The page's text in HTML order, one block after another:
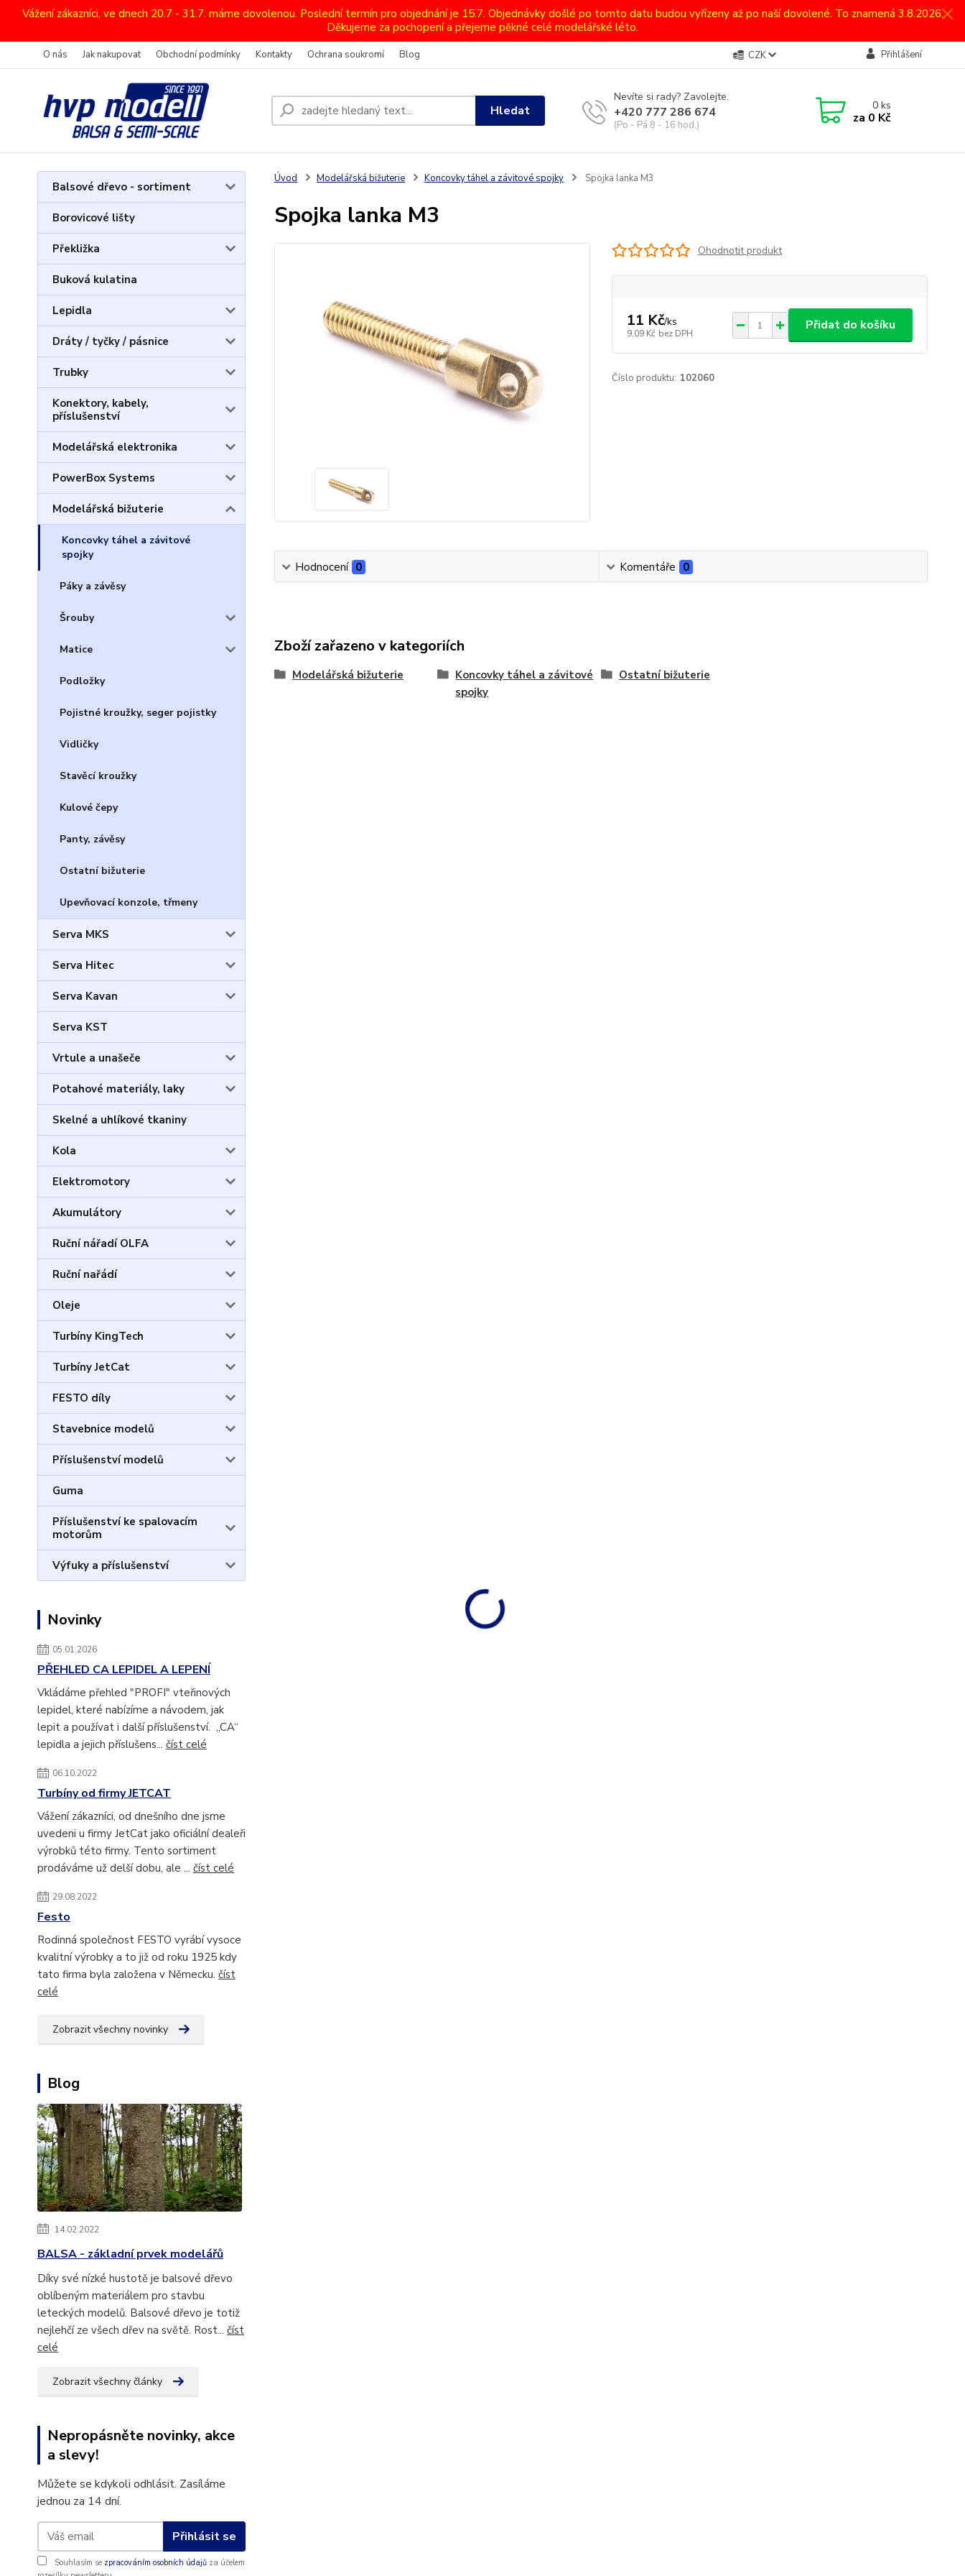
Vážení zákazníci, ve dnech 20.7 - 31.7. máme dovolenou. Poslední termín pro objednání je 15.7. Objednávky došlé po tomto datu budou vyřízeny až po naší dovolené. To znamená 3.8.2026.
Děkujeme za pochopení a přejeme pěkné celé modelářské léto.
O nás Jak nakupovat Obchodní podmínky Kontakty Ochrana soukromí Blog CZK Přihlášení
Hledat
Nevíte si rady? Zavolejte.
+420 777 286 674
(Po - Pá 8 - 16 hod.)
0ks
za 0 Kč
Balsové dřevo - sortiment
Borovicové lišty
Překližka
Buková kulatina
Lepidla
Dráty / tyčky / pásnice
Trubky
Konektory, kabely,
příslušenství
Modelářská elektronika
PowerBox Systems
Modelářská bižuterie
Koncovky táhel a závitové
spojky
Páky a závěsy
Šrouby
Matice
Podložky
Pojistné kroužky, seger pojistky
Vidličky
Stavěcí kroužky
Kulové čepy
Panty, závěsy
Ostatní bižuterie
Upevňovací konzole, třmeny
Serva MKS
Serva Hitec
Serva Kavan
Serva KST
Vrtule a unašeče
Potahové materiály, laky
Skelné a uhlíkové tkaniny
Kola
Elektromotory
Akumulátory
Ruční nářadí OLFA
Ruční nařádí
Oleje
Turbíny KingTech
Turbíny JetCat
FESTO díly
Stavebnice modelů
Příslušenství modelů
Guma
Příslušenství ke spalovacím
motorům
Výfuky a příslušenství
Novinky
05.01.2026
PŘEHLED CA LEPIDEL A LEPENÍ
Vkládáme přehled "PROFI" vteřinových
lepidel, které nabízíme a návodem, jak
lepit a používat i další příslušenství. „CA“
lepidla a jejich příslušens... číst celé
06.10.2022
Turbíny od firmy JETCAT
Vážení zákazníci, od dnešního dne jsme
uvedeni u firmy JetCat jako oficiální dealeři
výrobků této firmy. Tento sortiment
prodáváme už delší dobu, ale ... číst celé
29.08.2022
Festo
Rodinná společnost FESTO vyrábí vysoce
kvalitní výrobky a to již od roku 1925 kdy
tato firma byla založena v Německu. číst
celé
Zobrazit všechny novinky
Blog
14.02.2022
BALSA - základní prvek modelářů
Díky své nízké hustotě je balsové dřevo
oblíbeným materiálem pro stavbu
leteckých modelů. Balsové dřevo je totiž
nejlehčí ze všech dřev na světě. Rost... číst
celé
Zobrazit všechny články
Nepropásněte novinky, akce
a slevy!
Můžete se kdykoli odhlásit. Zasíláme
jednou za 14 dní.
Přihlásit se
Souhlasím se zpracováním osobních údajů za účelem
Úvod Modelářská bižuterie Koncovky táhel a závitové spojky Spojka lanka M3
Spojka lanka M3
Ohodnotit produkt
11 Kč/ks
9,09 Kč bez DPH
Přidat do košíku
Číslo produktu: 102060
Hodnocení 0 Komentáře 0
Zboží zařazeno v kategoriích
Modelářská bižuterie
Koncovky táhel a závitové
spojky
Ostatní bižuterie